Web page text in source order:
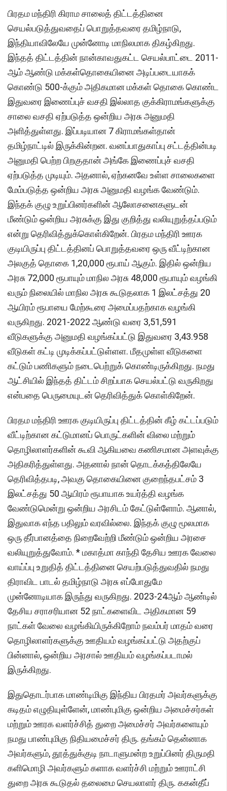
பிரதம மந்திரி கிராம சாலைத் திட்டத்தினை
செயல்படுத்துவதைப் பொறுத்தவரை தமிழ்நாடு,
இந்தியாவிலேயே முன்னோடி மாநிலமாக திகழ்கிறது.
இந்தத் திட்டத்தின் நான்காவதுகட்ட செயல்பாட்டை 2011-
ஆம் ஆண்டு மக்கள்தொகையினை அடிப்படையாகக்
கொண்டு 500-க்கும் அதிகமான மக்கள் தொகை கொண்ட
இதுவரை இணைப்புச் வசதி இல்லாத குக்கிராமங்களுக்கு
சாலை வசதி ஏற்படுத்த ஒன்றிய அரசு அனுமதி
அளித்துள்ளது. இப்படியான 7 கிராமங்கள்தான்
தமிழ்நாட்டில் இருக்கின்றன. வனப்பாதுகாப்பு சட்டத்தின்படி
அனுமதி பெற்ற பிறகுதான் அங்கே இணைப்புச் வசதி
ஏற்படுத்த முடியும். அதனால், ஏற்கனவே உள்ள சாலைகளை
மேம்படுத்த ஒன்றிய அரசு அனுமதி வழங்க வேண்டும்.
இந்தக் குழு உறுப்பினர்களின் ஆலோசனைகளுடன்
மீண்டும் ஒன்றிய அரசுக்கு இது குறித்து வலியுறுத்தப்படும்
என்று தெரிவித்துக்கொள்கிறேன். பிரதம மந்திரி ஊரக
குடியிருப்பு திட்டத்தினப் பொறுத்தவரை ஒரு வீட்டிற்கான
அலகுத் தொகை 1,20,000 ரூபாய் ஆகும். இதில் ஒன்றிய
அரசு 72,000 ரூபாயும் மாநில அரசு 48,000 ரூபாயும் வழங்கி
வரும் நிலையில் மாநில அரசு கூடுதலாக 1 இலட்சத்து 20
ஆயிரம் ரூபாயை மேற்கூரை அமைப்பதற்காக வழங்கி
வருகிறது. 2021-2022 ஆண்டு வரை 3,51,591
வீடுகளுக்கு அனுமதி வழங்கப்பட்டு இதுவரை 3,43.958
வீடுகள் கட்டி முடிக்கப்பட்டுள்ளள. மீதமுள்ள வீடுகளை
கட்டும் பணிகளும் நடைபெற்றுக் கொண்டிருக்கிறது. நமது
ஆட்சியில் இந்தத் திட்டம் சிறப்பாக செயல்பட்டு வருகிறது
என்பதை பெருமையுடன் தெரிவித்துக் கொள்கிறேன்.
பிரதம மந்திரி ஊரக குடியிருப்பு திட்டத்தின் கீழ் கட்டப்படும்
வீட்டிற்கான கட்டுமானப் பொருட்களின் விலை மற்றும்
தொழிலாளர்களின் கூவி ஆகியவை கணிசமான அளவுக்கு
அதிகரித்துள்ளது. அதனால் நான் தொடக்கத்திலேயே
தெரிவித்தபடி, அவகு தொகையினை குறைந்தபட்சம் 3
இலட்சத்து 50 ஆயிரம் ரூபாயாக உயர்த்தி வழங்க
வேண்டுமென்று ஒன்றிய அரசிடம் கேட்டுள்ளோம். ஆனால்,
இதுவாக எந்த பதிலும் வரவில்லை. இந்தக் குழு மூலமாக
ஒரு தீர்பானத்தை நிறைவேற்றி மீண்டும் ஒன்றிய அரசை
வலியுறுத்துவோம். * மகாத்மா காந்தி தேசிய ஊரக வேலை
வாய்ப்பு உறுதித் திட்டத்தினை செயற்படுத்துவதில் நமது
திராவிட பாடல் தமிழ்நாடு அரசு எப்போதுமே
முன்னோடியாக இருந்து வருகிறது. 2023-24ஆம் ஆண்டில்
தேசிய சராசரியான 52 நாட்களைவிட அதிகமான 59
நாட்கள் வேலை வழங்கியிருக்கிறோம் நவம்பர் மாதம் வரை
தொழிலாளர்களுக்கு ஊதியம் வழங்கப்பட்டு அதற்குப்
பின்னால், ஒன்றிய அரசால் ஊதியம் வழங்கப்படாமல்
இருக்கிறது.
இதுதொடர்பாக மாண்டிமிகு இந்திய பிரதமர் அவர்களுக்கு
கடிதம் எழுதியுள்ளேன், மாண்புமிகு ஒன்றிய அமைச்சர்கள்
மற்றும் ஊரக வளர்ச்சித் துறை அமைச்சர் அவர்களையும்
நமது பாண்புமிகு நிதியமைச்சர் திரு. தங்கம் தென்னாக
அவர்களும், தூத்துக்குடி நாடாளுமன்ற உறுப்பினர் திருமதி
களிமொழி அவர்களும் களாக வளர்ச்சி மற்றும் ஊராட்சி
துறை அரசு கூடுதல் தலைமை செயலாளர் திரு. ககன்தீப்